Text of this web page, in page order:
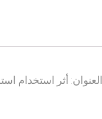
العنوان: أثر استخدام